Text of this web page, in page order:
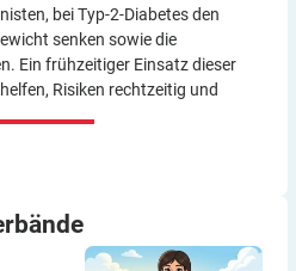
bei Typ-2-Diabetes den
senken sowie die
Ein frühzeitiger Einsatz dieser
Risiken rechtzeitig und